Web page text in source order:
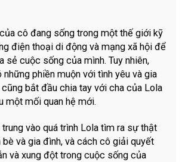
cô đang sống trong một thế giới kỹ
điện thoại di động và mạng xã hội để
sẻ cuộc sống của mình. Tuy nhiên,
những phiền muộn với tình yêu và gia
bắt đầu chia tay với cha của Lola
một mối quan hệ mới.
trung vào quá trình Lola tìm ra sự thật
bè và gia đình, và cách cô giải quyết
và xung đột trong cuộc sống của